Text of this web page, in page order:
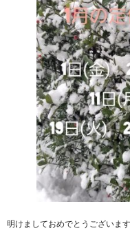
明けましておめでとうございま